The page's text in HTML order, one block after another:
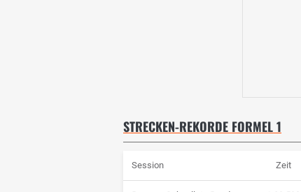
STRECKEN-REKORDE FORMEL 1
Session Zeit